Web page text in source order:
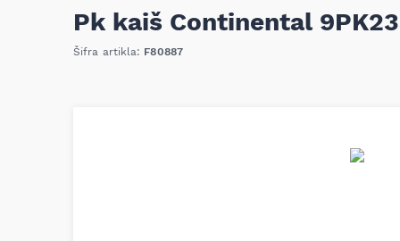
Pk kaiš Continental
Šifra artikla: F80887